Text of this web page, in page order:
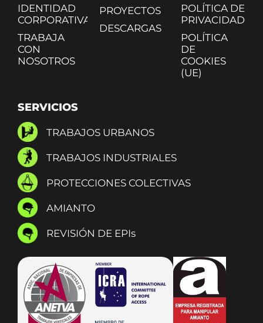
IDENTIDAD
CORPORATIVA
TRABAJA
CON
NOSOTROS
PROYECTOS
DESCARGAS
POLÍTICA DE
PRIVACIDAD
POLÍTICA
DE
COOKIES
(UE)
SERVICIOS
TRABAJOS URBANOS
TRABAJOS INDUSTRIALES
PROTECCIONES COLECTIVAS
AMIANTO
REVISIÓN DE EPIs